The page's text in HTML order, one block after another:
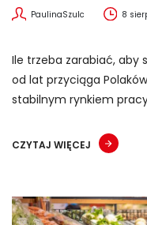
PaulinaSzulc 8
Ile trzeba zarabiać, aby
od lat przyciąga
stabilnym rynkiem
CZYTAJ WIĘCEJ